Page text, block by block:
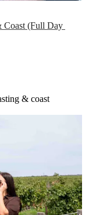
Coast (Full Day
& coast